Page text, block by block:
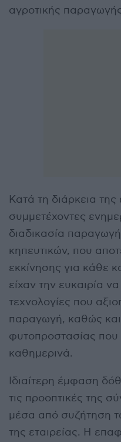
αγροτικής
Κατά τη διάρκεια της
συμμετέχοντες
διαδικασία
κηπευτικών, που
εκκίνησης για κάθε
είχαν την ευκαιρία
τεχνολογίες που
παραγωγή, καθώς και
φυτοπροστασίας που
καθημερινά.
Ιδιαίτερη έμφαση
τις προοπτικές της
μέσα από συζήτηση
της εταιρείας. Η